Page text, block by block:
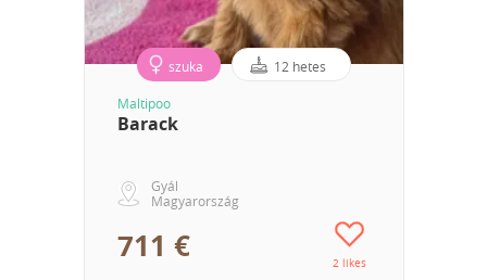
szuka 12 hetes
Maltipoo
Barack
Gyál
Magyarország
711 € 2 likes